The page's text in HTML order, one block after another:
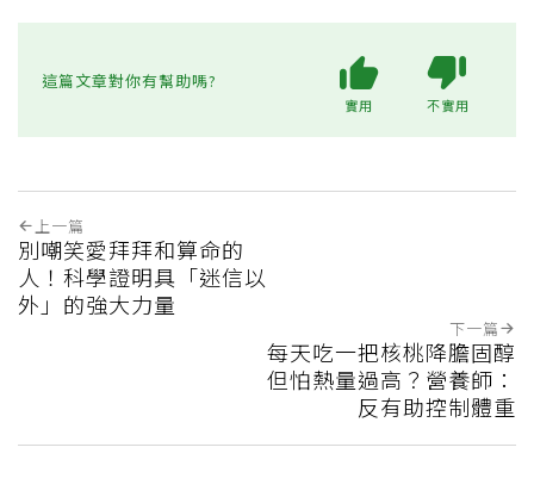
這篇文章對你有幫助嗎?
實用 不實用
上一篇
別嘲笑愛拜拜和算命的
人！科學證明具「迷信以
外」的強大力量
下一篇
每天吃一把核桃降膽固醇
但怕熱量過高？營養師：
反有助控制體重